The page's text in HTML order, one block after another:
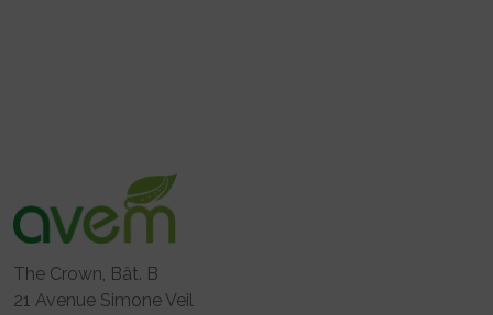
The Crown, Bât. B
21 Avenue Simone Veil